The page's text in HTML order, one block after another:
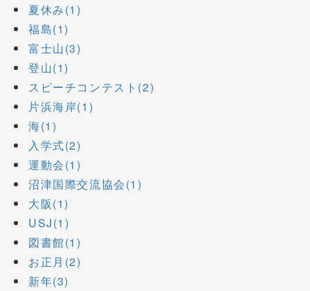
夏休み(1)
福島(1)
富士山(3)
登山(1)
スピーチコンテスト(2)
片浜海岸(1)
海(1)
入学式(2)
運動会(1)
沼津国際交流協会(1)
大阪(1)
USJ(1)
図書館(1)
お正月(2)
新年(3)